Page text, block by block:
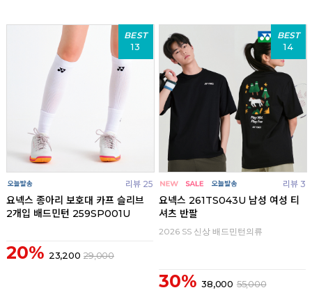
BEST
13
리뷰 25
요넥스 종아리 보호대 카프 슬리브
2개입 배드민턴 259SP001U
20% 23,200 29,000
BEST
14
리뷰 3
요넥스 261TS043U 남성 여성 티
셔츠 반팔
2026 SS 신상 배드민턴의류
30% 38,000 55,000